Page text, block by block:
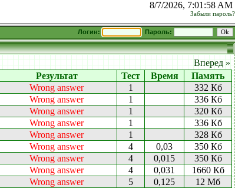
8/7/2026, 7:01:58 AM
Забыли пароль?
Логин: Пароль:
Вперед »
Результат Тест Время
Память
Wrong answer 1
332 Кб
Wrong answer 1
336 Кб
Wrong answer 1
320 Кб
Wrong answer 1
336 Кб
Wrong answer 1
328 Кб
Wrong answer 4 0,03
350 Кб
Wrong answer 4 0,015
350 Кб
Wrong answer 4 0,031
1660 Кб
Wrong answer 5 0,125
12 Мб